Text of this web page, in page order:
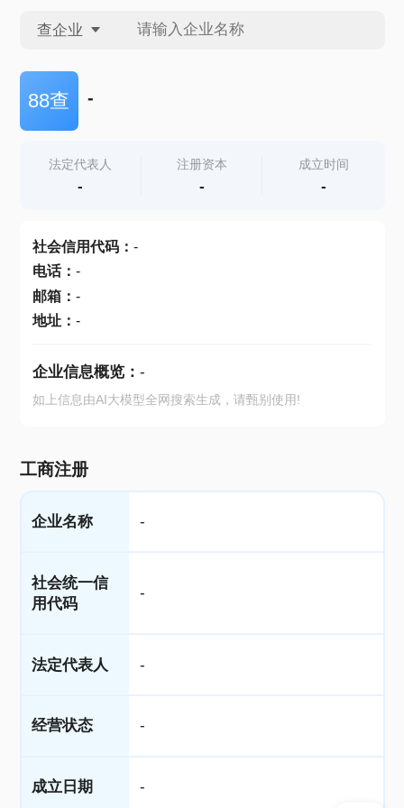
查企业
查企业
查产地
88查 -
法定代表人
-
注册资本
-
成立时间
-
社会信用代码： -
电话： -
邮箱： -
地址： -
企业信息概览： -
如上信息由AI大模型全网搜索生成，请甄别使用!
工商注册
企业名称 -
社会统一信
用代码
-
法定代表人 -
经营状态 -
成立日期 -